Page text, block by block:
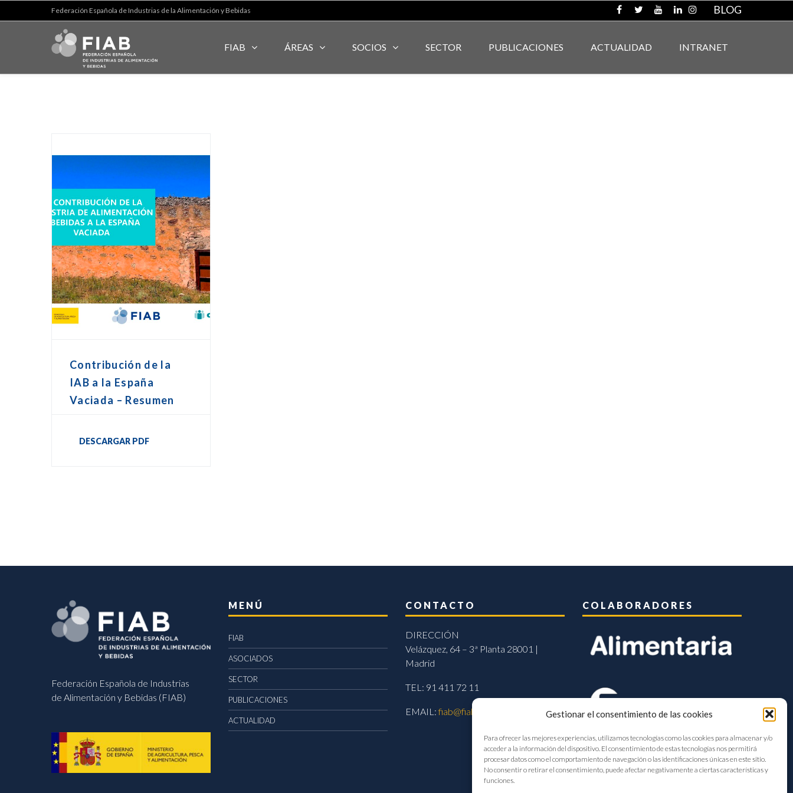
Gestionar el consentimiento de las cookies
Para ofrecer las mejores experiencias, utilizamos tecnologías como las cookies para almacenar y/o
acceder a la información del dispositivo. El consentimiento de estas tecnologías nos permitirá
procesar datos como el comportamiento de navegación o las identificaciones únicas en este sitio.
No consentir o retirar el consentimiento, puede afectar negativamente a ciertas características y
funciones.
Federación Española de Industrias de la Alimentación y Bebidas BLOG
FIAB ÁREAS SOCIOS SECTOR PUBLICACIONES ACTUALIDAD INTRANET
Contribución de la
IAB a la España
Vaciada – Resumen
DESCARGAR PDF
Federación Española de Industrias
de Alimentación y Bebidas (FIAB)
MENÚ
FIAB
ASOCIADOS
SECTOR
PUBLICACIONES
ACTUALIDAD
CONTACTO
DIRECCIÓN
Velázquez, 64 – 3ª Planta 28001 |
Madrid
TEL: 91 411 72 11
EMAIL:fiab@fiab.es
COLABORADORES